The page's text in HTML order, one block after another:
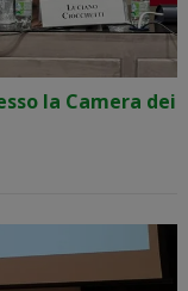
la Camera dei